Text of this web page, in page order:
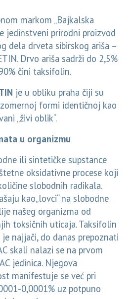
markom „Bajkalska
jedinstveni prirodni proizvod
dela drveta sibirskog ariša –
Drvo ariša sadrži do 2,5%
čini taksifolin.
je u obliku praha čiji su
formi identičnoj kao
„živi oblik“.
u organizmu
ili sintetičke supstance
oksidativne procese koji
slobodnih radikala.
kao„lovci“ na slobodne
našeg organizma od
toksičnih uticaja. Taksifolin
najjači, do danas prepoznati
skali nalazi se na prvom
jedinica. Njegova
manifestuje se već pri
0,0001% uz potpuno